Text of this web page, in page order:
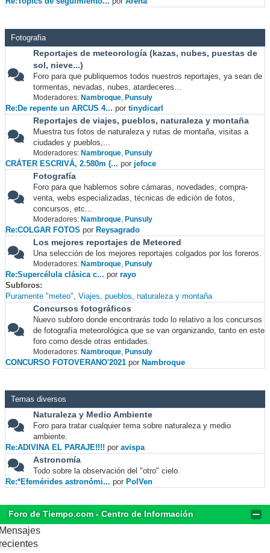
Fotografia
Reportajes de meteorología (kazas, nubes, puestas de
sol, nieve...)
Foro para que publiquemos todos nuestros reportajes, ya sean de
tormentas, nevadas, nubes, atardeceres...
Moderadores: Nambroque, Punsuly
Re:De repente un ARCUS 4... por tinydicarl
Reportajes de viajes, pueblos, naturaleza y montaña
Muestra tus fotos de naturaleza y rutas de montaña, visitas a
ciudades y pueblos,...
Moderadores: Nambroque, Punsuly
CRÁTER ESCRIVÁ, 2.580m (... por jefoce
Fotografía
Foro para que hablemos sobre cámaras, novedades, compra-
venta, webs especializadas, técnicas de edición de fotos,
concursos, etc...
Moderadores: Nambroque, Punsuly
Re:COLGAR FOTOS por Reysagrado
Los mejores reportajes de Meteored
Una selección de los mejores reportajes colgados por los foreros.
Moderadores: Nambroque, Punsuly
Re:Supercélula clásica c... por rayo
Subforos
Puramente "meteo" Viajes, pueblos, naturaleza y montaña
Concursos fotográficos
Nuevo subforo donde encontrarás todo lo relativo a los concursos
de fotografía meteorológica que se van organizando, tanto en este
foro como desde otras entidades.
Moderadores: Nambroque, Punsuly
CONCURSO FOTOVERANO'2021 por Nambroque
Temas diversos
Naturaleza y Medio Ambiente
Foro para tratar cualquier tema sobre naturaleza y medio
ambiente.
Re:ADIVINA EL PARAJE!!!! por avispa
Astronomía
Todo sobre la observación del "otro" cielo.
Re:*Efemérides astronómi... por PolVen
Foro de Tiempo.com - Centro de Información